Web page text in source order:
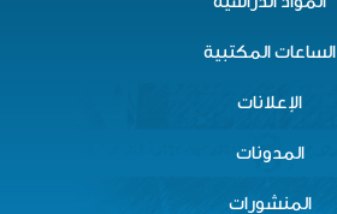
الساعات المكتبية
الإعلانات
المدونات
المنشورات